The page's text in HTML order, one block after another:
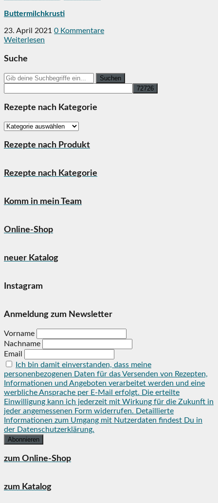
Buttermilchkrusti
23. April 2021 0 Kommentare
Weiterlesen
Suche
Search
for:
Rezepte nach Kategorie
Rezepte
Kategorie
Rezepte nach Produkt
Rezepte nach Kategorie
Komm in mein Team
Online-Shop
neuer Katalog
Instagram
Anmeldung zum Newsletter
Vorname
Nachname
Email
Ich bin damit einverstanden, dass meine
personenbezogenen Daten für das Versenden von Rezepten,
Informationen und Angeboten verarbeitet werden und eine
werbliche Ansprache per E-Mail erfolgt. Die erteilte
Einwilligung kann ich jederzeit mit Wirkung für die Zukunft in
jeder angemessenen Form widerrufen. Detaillierte
Informationen zum Umgang mit Nutzerdaten findest Du in
der Datenschutzerklärung.
zum Online-Shop
zum Katalog